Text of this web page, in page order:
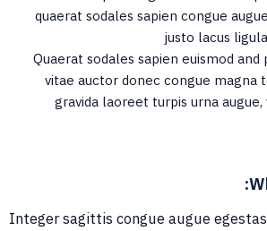
quaerat sodales sapien congue
justo lacus
Quaerat sodales sapien euismod
vitae auctor donec congue magna
gravida laoreet turpis urna
Integer sagittis congue augue